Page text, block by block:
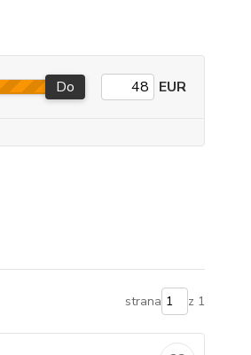
Do EUR
strana z 1